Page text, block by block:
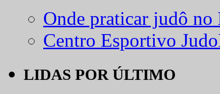
Onde praticar judô
Centro Esportivo
LIDAS POR ÚLTIMO